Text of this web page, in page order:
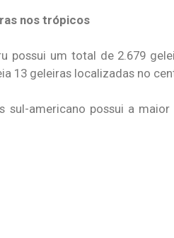
nos trópicos
possui um total de 2.679
13 geleiras localizadas no
sul-americano possui a